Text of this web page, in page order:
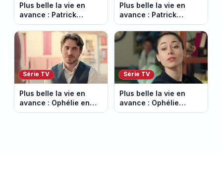
Plus belle la vie en
avance : Patrick
Nebout est-il mort ?
Episode du 10 août
2026 (spoiler)
Plus belle la vie en
avance : Patrick
victime d’un malaise.
Episode du 7 août
2026 (spoiler)
Série TV
Plus belle la vie en
avance : Ophélie en
danger. Episode du 6
Série TV
Plus belle la vie en
avance : Ophélie
avoue le meurtre